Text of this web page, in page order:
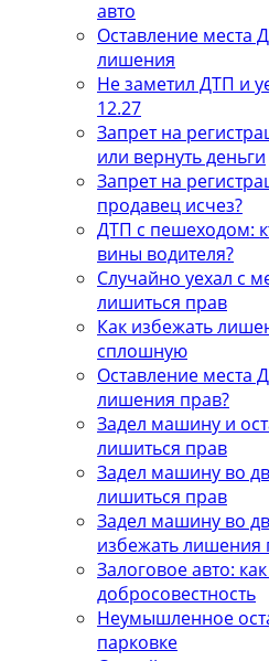
авто
Оставление места
лишения
Не заметил ДТП и
12.27
Запрет на
или вернуть деньги
Запрет на
продавец исчез?
ДТП с пешеходом:
вины водителя?
Случайно уехал с
лишиться прав
Как избежать
сплошную
Оставление места
лишения прав?
Задел машину и
лишиться прав
Задел машину во
лишиться прав
Задел машину во
избежать лишения
Залоговое авто:
добросовестность
Неумышленное
парковке